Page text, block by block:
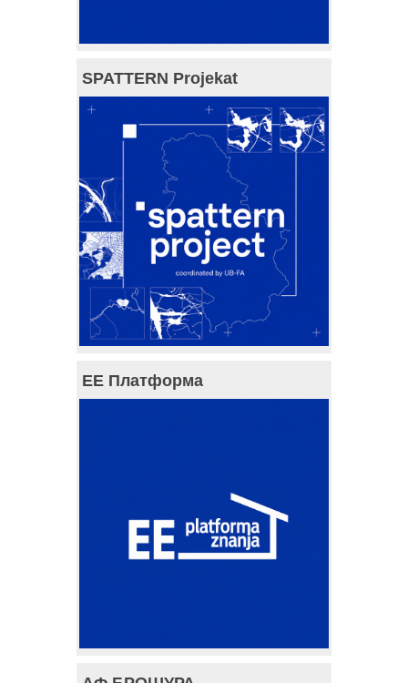
SPATTERN Projekat
ЕЕ Платформа